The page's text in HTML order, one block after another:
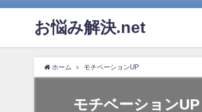
お悩み解決.net
ホーム モチベーションUP
モチベーションUP